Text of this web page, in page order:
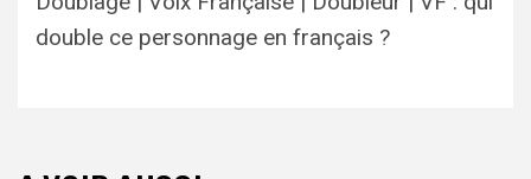
double ce personnage en français ?